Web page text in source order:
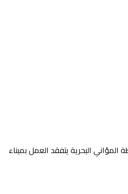
المؤاني البحرية يتفقد العمل بميناء